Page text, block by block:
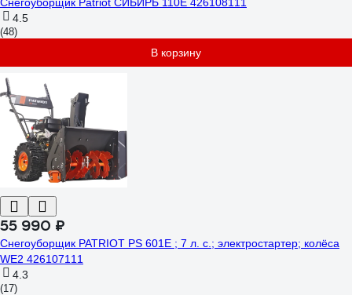
4.5
(48)
В корзину
55 990 ₽
Снегоуборщик PATRIOT PS 601E ; 7 л. с.; электростартер; колёса
WE2 426107111
4.3
(17)